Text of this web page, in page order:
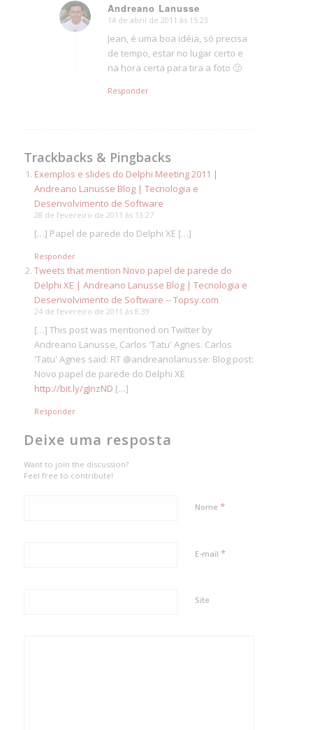
Andreano Lanusse
says:
14 de abril de 2011 às 15:23
Jean, é uma boa idéia, só precisa
de tempo, estar no lugar certo e
na hora certa para tira a foto 🙂
Responder
Trackbacks & Pingbacks
Exemplos e slides do Delphi Meeting 2011 |
Andreano Lanusse Blog | Tecnologia e
Desenvolvimento de Software
28 de fevereiro de 2011 às 13:27
[…] Papel de parede do Delphi XE […]
Responder
Tweets that mention Novo papel de parede do
Delphi XE | Andreano Lanusse Blog | Tecnologia e
Desenvolvimento de Software -- Topsy.com
24 de fevereiro de 2011 às 8:39
[…] This post was mentioned on Twitter by
Andreano Lanusse, Carlos 'Tatu' Agnes. Carlos
'Tatu' Agnes said: RT @andreanolanusse: Blog post:
Novo papel de parede do Delphi XE
http://bit.ly/gJnzND […]
Responder
Deixe uma resposta
Want to join the discussion?
Feel free to contribute!
Nome *
E-mail *
Site